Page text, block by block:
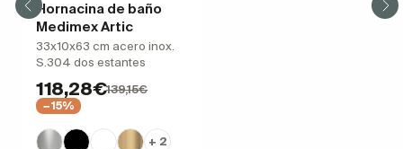
Hornacina de baño
Medimex Artic
33x10x63 cm acero inox.
S.304 dos estantes
118,28€139,15€
−15%
+ 2